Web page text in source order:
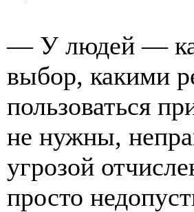
— У людей —
выбор, какими
пользоваться
не нужны,
угрозой
просто